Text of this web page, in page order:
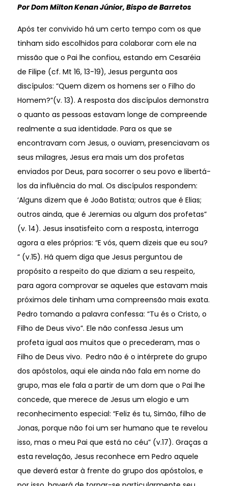
Por Dom Milton Kenan Júnior, Bispo de Barretos
Após ter convivido há um certo tempo com os que
tinham sido escolhidos para colaborar com ele na
missão que o Pai lhe confiou, estando em Cesaréia
de Filipe (cf. Mt 16, 13-19), Jesus pergunta aos
discípulos: “Quem dizem os homens ser o Filho do
Homem?”(v. 13). A resposta dos discípulos demonstra
o quanto as pessoas estavam longe de compreende
realmente a sua identidade. Para os que se
encontravam com Jesus, o ouviam, presenciavam os
seus milagres, Jesus era mais um dos profetas
enviados por Deus, para socorrer o seu povo e libertá-
los da influência do mal. Os discípulos respondem:
‘Alguns dizem que é João Batista; outros que é Elias;
outros ainda, que é Jeremias ou algum dos profetas”
(v. 14). Jesus insatisfeito com a resposta, interroga
agora a eles próprios: “E vós, quem dizeis que eu sou?
” (v.15). Há quem diga que Jesus perguntou de
propósito a respeito do que diziam a seu respeito,
para agora comprovar se aqueles que estavam mais
próximos dele tinham uma compreensão mais exata.
Pedro tomando a palavra confessa: “Tu és o Cristo, o
Filho de Deus vivo”. Ele não confessa Jesus um
profeta igual aos muitos que o precederam, mas o
Filho de Deus vivo. Pedro não é o intérprete do grupo
dos apóstolos, aqui ele ainda não fala em nome do
grupo, mas ele fala a partir de um dom que o Pai lhe
concede, que merece de Jesus um elogio e um
reconhecimento especial: “Feliz és tu, Simão, filho de
Jonas, porque não foi um ser humano que te revelou
isso, mas o meu Pai que está no céu” (v.17). Graças a
esta revelação, Jesus reconhece em Pedro aquele
que deverá estar à frente do grupo dos apóstolos, e